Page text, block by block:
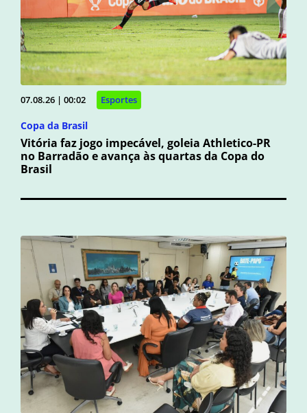
07.08.26 | 00:02 Esportes
Copa da Brasil
Vitória faz jogo impecável, goleia Athletico-PR
no Barradão e avança às quartas da Copa do
Brasil